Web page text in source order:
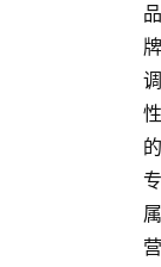
品
牌
调
性
的
专
属
营